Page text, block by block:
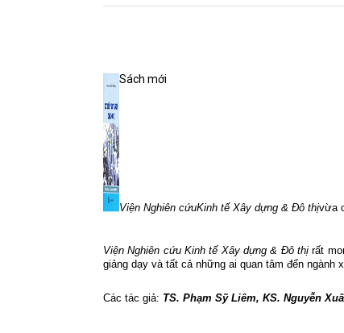
Sách mới
Viện Nghiên cứuKinh tế Xây dựng & Đô thịvừa
Viện Nghiên cứu Kinh tế Xây dựng & Đô thịrất
giảng dạy và tất cả những ai quan tâm đến ngành
Các tác giả: TS. Phạm Sỹ Liêm, KS. Nguyễn